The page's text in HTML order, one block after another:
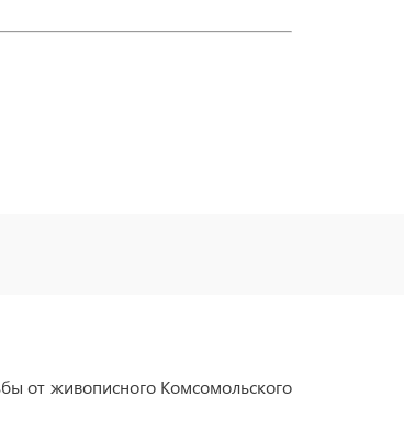
от живописного Комсомольского